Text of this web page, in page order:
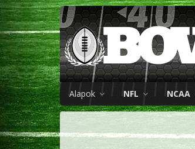
Alapok NFL NCAA